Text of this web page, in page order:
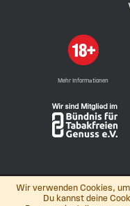
Wir verwenden Cookies,
Du kannst deine
Mehr Informationen